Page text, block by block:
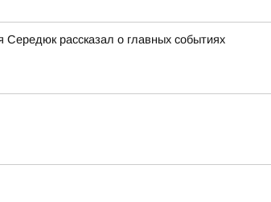
Середюк рассказал о главных событиях